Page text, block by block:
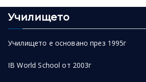
Училището
Училището е основано през 1995г
IB World School от 2003г